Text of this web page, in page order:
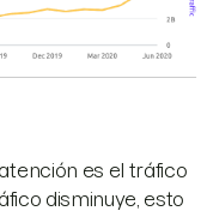
es el tráfico
disminuye, esto